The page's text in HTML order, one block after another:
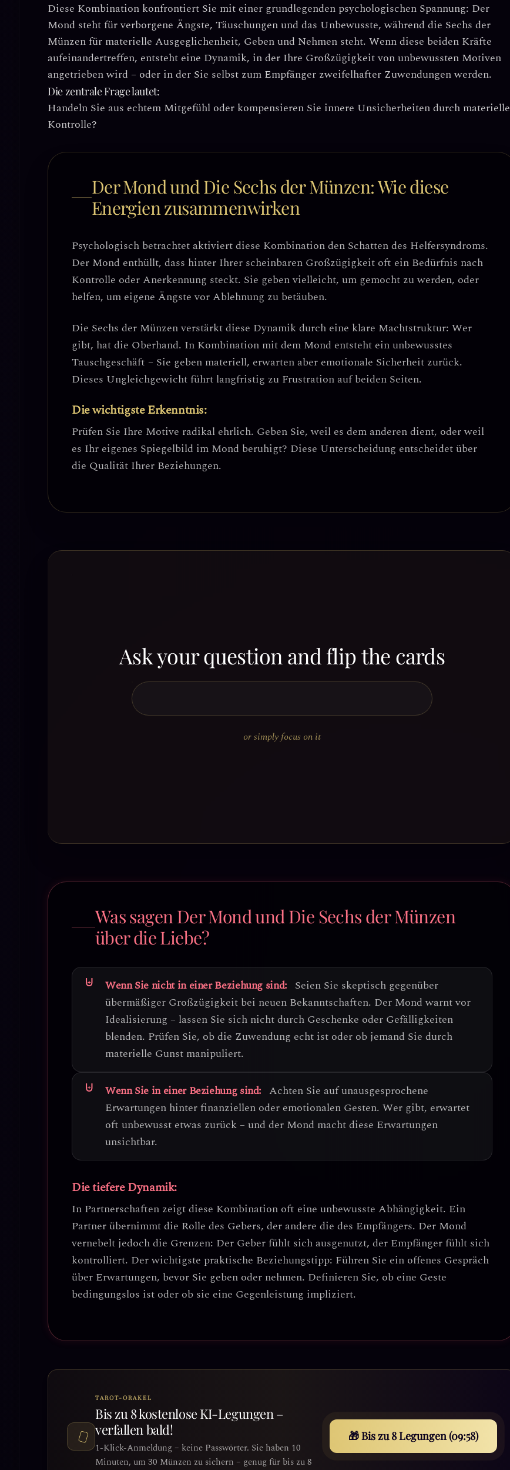
Diese Kombination konfrontiert Sie mit einer grundlegenden psychologischen Spannung: Der
Mond steht für verborgene Ängste, Täuschungen und das Unbewusste, während die Sechs der
Münzenfür materielle Ausgeglichenheit, Geben und Nehmen steht. Wenn diese beiden Kräfte
aufeinandertreffen, entsteht eine Dynamik, in der Ihre Großzügigkeit von unbewussten Motiven
angetrieben wird – oder in der Sie selbst zum Empfänger zweifelhafter Zuwendungen werden.
Die zentrale Frage lautet:
Handeln Sie aus echtem Mitgefühl oder kompensieren Sie innere Unsicherheiten durch materielle
Kontrolle?
Der Mond und Die Sechs der Münzen: Wie diese
Energien zusammenwirken
Psychologisch betrachtet aktiviert diese Kombination den Schatten des Helfersyndroms.
Der Mond enthüllt, dass hinter Ihrer scheinbaren Großzügigkeit oft ein Bedürfnis nach
Kontrolle oder Anerkennung steckt. Sie geben vielleicht, um gemocht zu werden, oder
helfen, um eigene Ängste vor Ablehnung zu betäuben.
Die Sechs der Münzenverstärkt diese Dynamik durch eine klare Machtstruktur: Wer
gibt, hat die Oberhand. In Kombination mit dem Mond entsteht einunbewusstes
Tauschgeschäft – Sie geben materiell, erwarten aber emotionale Sicherheit zurück.
Dieses Ungleichgewicht führt langfristig zu Frustration auf beiden Seiten.
Die wichtigste Erkenntnis:
Prüfen Sie Ihre Motive radikal ehrlich. Geben Sie, weil es dem anderen dient, oder weil
es Ihr eigenes Spiegelbild im Mond beruhigt? Diese Unterscheidung entscheidet über
die Qualität Ihrer Beziehungen.
Ask your question and flip the cards
or simply focus on it
Was sagen Der Mond und Die Sechs der Münzen
über die Liebe?
Wenn Sie nicht in einer Beziehung sind: Seien Sie skeptisch gegenüber
übermäßiger Großzügigkeit bei neuen Bekanntschaften. Der Mond warnt vor
Idealisierung – lassen Sie sich nicht durch Geschenke oder Gefälligkeiten
blenden. Prüfen Sie, ob die Zuwendung echt ist oder ob jemand Sie durch
materielle Gunst manipuliert.
Wenn Sie in einer Beziehung sind: Achten Sie auf unausgesprochene
Erwartungen hinter finanziellen oder emotionalen Gesten. Wer gibt, erwartet
oft unbewusst etwas zurück – und der Mond macht diese Erwartungen
unsichtbar.
Die tiefere Dynamik:
In Partnerschaften zeigt diese Kombination oft eine unbewusste Abhängigkeit. Ein
Partner übernimmt die Rolle des Gebers, der andere die des Empfängers. Der Mond
vernebelt jedoch die Grenzen: Der Geber fühlt sich ausgenutzt, der Empfänger fühlt sich
kontrolliert. Der wichtigste praktische Beziehungstipp: Führen Sie ein offenes Gespräch
über Erwartungen, bevor Sie geben oder nehmen. Definieren Sie, ob eine Geste
bedingungslos ist oder ob sie eine Gegenleistung impliziert.
TAROT-ORAKEL
Bis zu 8 kostenlose KI-Legungen –
verfallen bald!
1-Klick-Anmeldung – keine Passwörter. Sie haben 10
Minuten, um 30 Münzen zu sichern – genug für bis zu 8
🎁 Bis zu 8 Legungen (09:56)